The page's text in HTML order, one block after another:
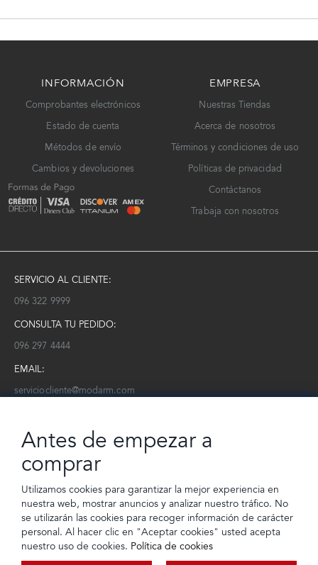
INFORMACIÓN
Comprobantes electrónicos
Estado de cuenta
Métodos de envío
Cambios y devoluciones
EMPRESA
Nuestras Tiendas
Acerca de nosotros
Términos y condiciones de uso
Políticas de privacidad
Contáctanos
Trabaja con nosotros
SERVICIO AL CLIENTE:
096 322 9999
CONSULTA TU PEDIDO:
096 297 4444
EMAIL:
serviciocliente@modarm.com
Conoce toda la información sobre últimas colecciones, eventos y
Subscríbete a nuestro newsletter
SUSCRIBIRSE
Antes de empezar a
comprar
Utilizamos cookies para garantizar la mejor experiencia en
nuestra web, mostrar anuncios y analizar nuestro tráfico. No
se utilizarán las cookies para recoger información de carácter
personal. Al hacer clic en "Aceptar cookies" usted acepta
nuestro uso de cookies. Política de cookies